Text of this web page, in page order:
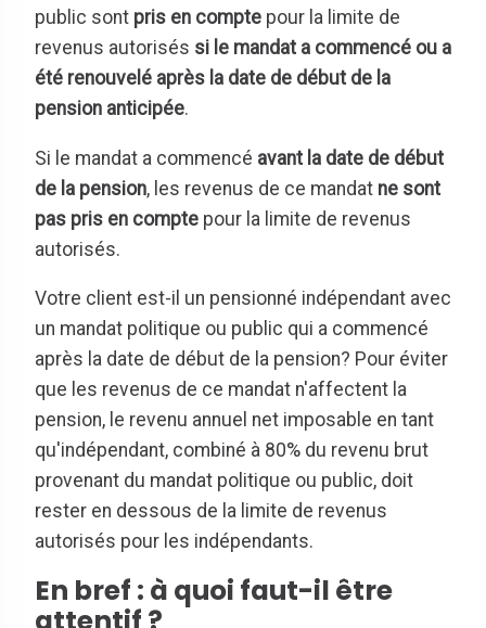
public sont pris en compte pour la limite de
revenus autorisés si le mandat a commencé ou a
été renouvelé après la date de début de la
pension anticipée.
Si le mandat a commencé avant la date de début
de la pension, les revenus de ce mandat ne sont
pas pris en compte pour la limite de revenus
autorisés.
Votre client est-il un pensionné indépendant avec
un mandat politique ou public qui a commencé
après la date de début de la pension? Pour éviter
que les revenus de ce mandat n'affectent la
pension, le revenu annuel net imposable en tant
qu'indépendant, combiné à 80% du revenu brut
provenant du mandat politique ou public, doit
rester en dessous de la limite de revenus
autorisés pour les indépendants.
En bref : à quoi faut-il être